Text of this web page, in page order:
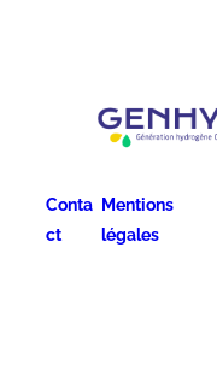
Conta
ct
Mentions
légales